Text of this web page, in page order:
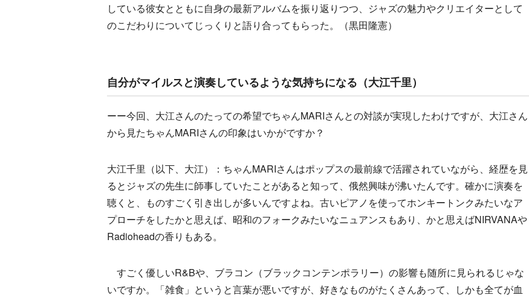
している彼女とともに自身の最新アルバムを振り返りつつ、ジャズの魅力やクリエイターとして
のこだわりについてじっくりと語り合ってもらった。（黒田隆憲）
自分がマイルスと演奏しているような気持ちになる（大江千里）
ーー今回、大江さんのたっての希望でちゃんMARIさんとの対談が実現したわけですが、大江さん
から見たちゃんMARIさんの印象はいかがですか？
大江千里（以下、大江）：ちゃんMARIさんはポップスの最前線で活躍されていながら、経歴を見
るとジャズの先生に師事していたことがあると知って、俄然興味が沸いたんです。確かに演奏を
聴くと、ものすごく引き出しが多いんですよね。古いピアノを使ってホンキートンクみたいなア
プローチをしたかと思えば、昭和のフォークみたいなニュアンスもあり、かと思えばNIRVANAや
Radioheadの香りもある。
すごく優しいR&Bや、ブラコン（ブラックコンテンポラリー）の影響も随所に見られるじゃな
いですか。「雑食」というと言葉が悪いですが、好きなものがたくさんあって、しかも全てが血